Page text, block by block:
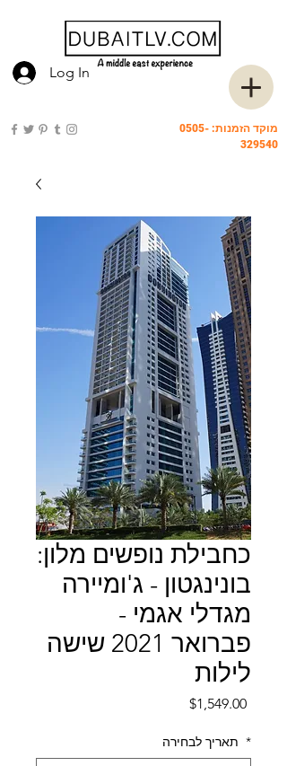
Log In
מוקד הזמנות: 0505-
329540
כחבילת נופשים מלון:
בונינגטון - ג'ומיירה
מגדלי אגמי -
פברואר 2021 שישה
לילות
$1,549.00Price
*